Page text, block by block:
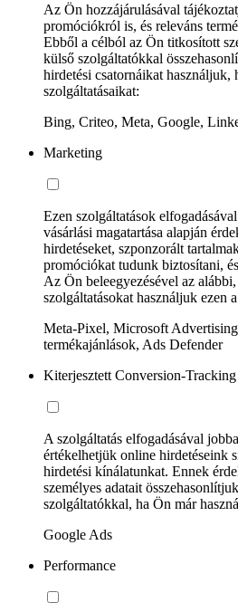
Az Ön hozzájárulásával
promóciókról is, és releváns
Ebből a célból az Ön titkosított
külső szolgáltatókkal
hirdetési csatornáikat használjuk,
szolgáltatásaikat:
Bing, Criteo, Meta, Google,
Marketing
Ezen szolgáltatások
vásárlási magatartása alapján
hirdetéseket, szponzorált
promóciókat tudunk biztosítani,
Az Ön beleegyezésével az
szolgáltatásokat használjuk ezen
Meta-Pixel, Microsoft
termékajánlások, Ads Defender
Kiterjesztett Conversion-Tracking
A szolgáltatás elfogadásával
értékelhetjük online hirdetéseink
hirdetési kínálatunkat. Ennek
személyes adatait
szolgáltatókkal, ha Ön már
Google Ads
Performance